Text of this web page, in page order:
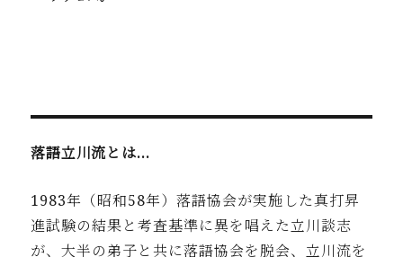
落語立川流とは…
1983年（昭和58年）落語協会が実施した真打昇
進試験の結果と考査基準に異を唱えた立川談志
が、大半の弟子と共に落語協会を脱会、立川流を